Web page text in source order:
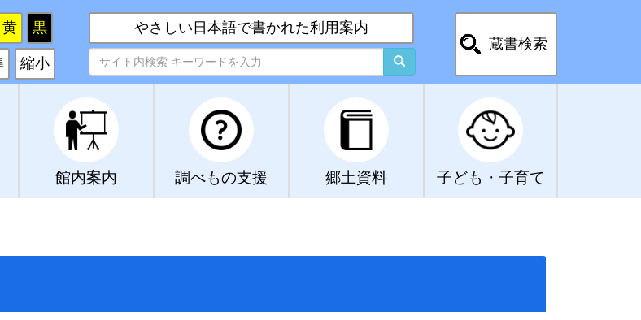
黄
黒
縮小
やさしい日本語で書かれた利用案内
蔵書検索
館内案内 調べもの支援 郷土資料 子ども・子育て